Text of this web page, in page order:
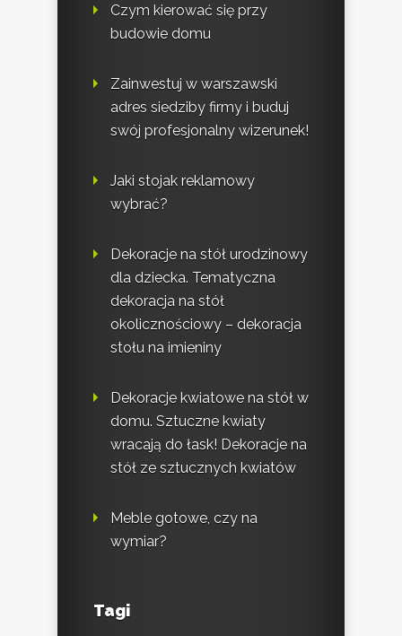
Czym kierować się przy
budowie domu
Zainwestuj w warszawski
adres siedziby firmy i buduj
swój profesjonalny wizerunek!
Jaki stojak reklamowy
wybrać?
Dekoracje na stół urodzinowy
dla dziecka. Tematyczna
dekoracja na stół
okolicznościowy – dekoracja
stołu na imieniny
Dekoracje kwiatowe na stół w
domu. Sztuczne kwiaty
wracają do łask! Dekoracje na
stół ze sztucznych kwiatów
Meble gotowe, czy na
wymiar?
Tagi